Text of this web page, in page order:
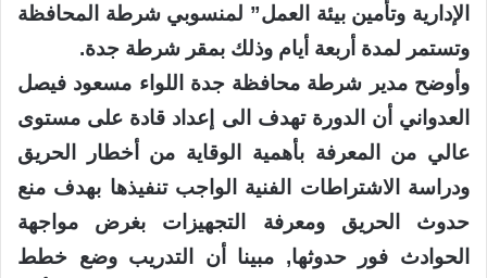
الإدارية وتأمين بيئة العمل” لمنسوبي شرطة المحافظة
وتستمر لمدة أربعة أيام وذلك بمقر شرطة جدة.
وأوضح مدير شرطة محافظة جدة اللواء مسعود فيصل
العدواني أن الدورة تهدف الى إعداد قادة على مستوى
عالي من المعرفة بأهمية الوقاية من أخطار الحريق
ودراسة الاشتراطات الفنية الواجب تنفيذها بهدف منع
حدوث الحريق ومعرفة التجهيزات بغرض مواجهة
الحوادث فور حدوثها, مبينا أن التدريب وضع خطط